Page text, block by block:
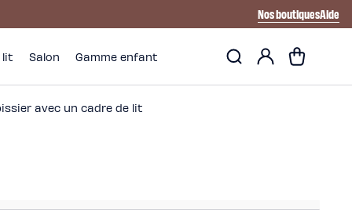
Nos boutiquesAide
lit Salon Gamme enfant Mon
comptePanier
avec un cadre de lit